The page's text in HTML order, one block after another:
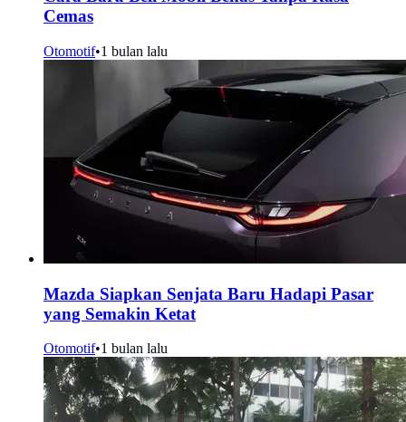
Cemas
Otomotif•1 bulan lalu
Mazda Siapkan Senjata Baru Hadapi Pasar
yang Semakin Ketat
Otomotif•1 bulan lalu